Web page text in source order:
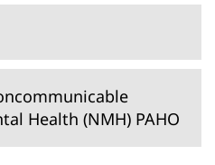
Health (NMH) PAHO